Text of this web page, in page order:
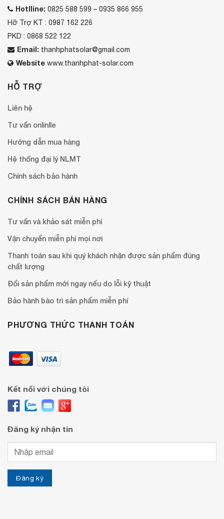
Hotlline: 0825 588 599 – 0935 866 955
Hỡ Trợ KT : 0987 162 226
PKD : 0868 522 122
Email: thanhphatsolar@gmail.com
Website www.thanhphat-solar.com
HỖ TRỢ
Liên hệ
Tư vấn onlinlle
Hướng dẫn mua hàng
Hệ thống đại lý NLMT
Chính sách bảo hành
CHÍNH SÁCH BÁN HÀNG
Tư vấn và khảo sát miễn phí
Vận chuyển miễn phí mọi nơi
Thanh toán sau khi quý khách nhận được sản phẩm đúng
chất lượng
Đổi sản phẩm mới ngay nếu do lỗi kỹ thuật
Bảo hành bào trì sản phẩm miễn phí
PHƯƠNG THỨC THANH TOÁN
Kết nối với chúng tôi
Đăng ký nhận tin